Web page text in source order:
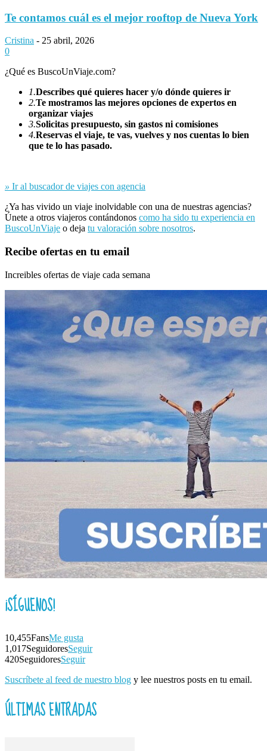
Te contamos cuál es el mejor rooftop de Nueva York
Cristina - 25 abril, 2026
0
¿Qué es BuscoUnViaje.com?
1.Describes qué quieres hacer y/o dónde quieres ir
2.Te mostramos las mejores opciones de expertos en
organizar viajes
3.Solicitas presupuesto, sin gastos ni comisiones
4.Reservas el viaje, te vas, vuelves y nos cuentas lo bien
que te lo has pasado.
» Ir al buscador de viajes con agencia
¿Ya has vivido un viaje inolvidable con una de nuestras agencias?
Únete a otros viajeros contándonos como ha sido tu experiencia en
BuscoUnViaje o deja tu valoración sobre nosotros.
Recibe ofertas en tu email
Increibles ofertas de viaje cada semana
¡SÍGUENOS!
10,455FansMe gusta
1,017SeguidoresSeguir
420SeguidoresSeguir
Suscríbete al feed de nuestro blog y lee nuestros posts en tu email.
ÚLTIMAS ENTRADAS